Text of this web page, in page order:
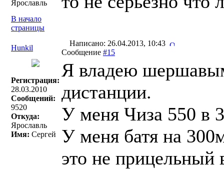
Ярославль
В начало
страницы
Hunkil
Написано: 26.04.2013, 10:43
Сообщение #15
Регистрация:
28.03.2010
Сообщений:
9520
Откуда:
Ярославль
Имя: Сергей
Я владею
дистанции.
У меня Чиза 550 в
У меня батя на
это не прицельный